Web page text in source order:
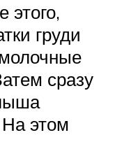
этого,
груди
сразу
этом